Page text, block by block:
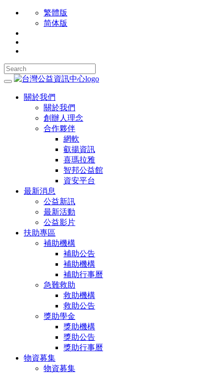
繁體版
简体版
關於我們
關於我們
創辦人理念
合作夥伴
網軟
叡揚資訊
喜瑪拉雅
智邦公益館
資安平台
最新消息
公益新訊
最新活動
公益影片
扶助專區
補助機構
補助公告
補助機構
補助行事曆
急難救助
救助機構
救助公告
獎助學金
獎助機構
獎助公告
獎助行事曆
物資募集
物資募集